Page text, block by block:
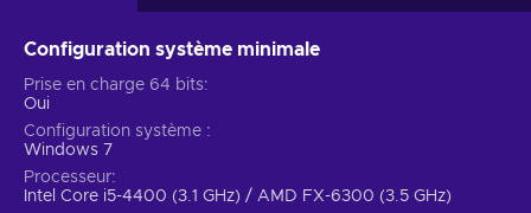
Configuration système minimale
Prise en charge 64 bits
Oui
Configuration système
Windows 7
Processeur
Intel Core i5-4400 (3.1 GHz) / AMD FX-6300 (3.5 GHz)